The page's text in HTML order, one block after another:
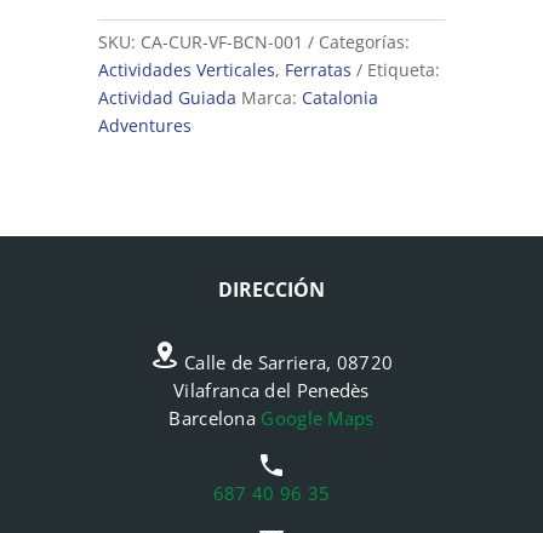
SKU: CA-CUR-VF-BCN-001
Categorías:
Actividades Verticales, Ferratas
Etiqueta:
Actividad Guiada Marca: Catalonia
Adventures
DIRECCIÓN
Calle de Sarriera, 08720
Vilafranca del Penedès
Barcelona Google Maps
687 40 96 35